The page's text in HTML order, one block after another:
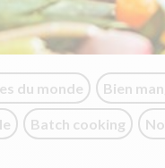
du monde Bien
Batch cooking